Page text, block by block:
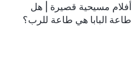
أفلام مسيحية قصيرة | هل
طاعة البابا هي طاعة للرب؟